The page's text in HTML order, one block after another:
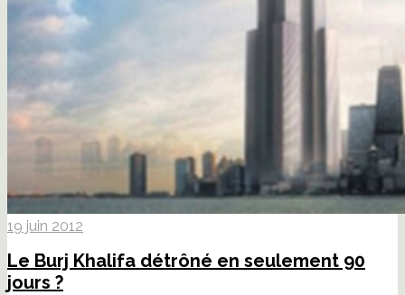
19 juin 2012
Le Burj Khalifa détrôné en seulement 90
jours ?